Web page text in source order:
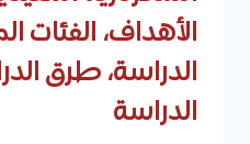
الأهداف، الفئات
الدراسة، طرق
الدراسة